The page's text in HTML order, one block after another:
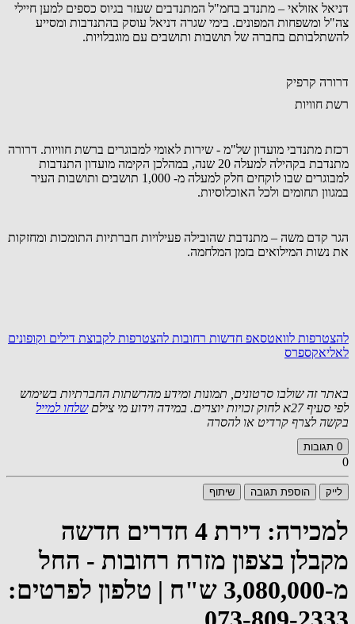
דניאל אזולאי – מתנדב בחמ"ל המתנדבים שעזר בגיוס כספים למען חיילי
צה"ל ומשפחות המפונים. בימי שגרה דניאל עוסק בהתנדבות ומסייע
להשתלבותם בחברה של תושבות ותושבים עם מוגבלויות.
דרורה קרפיק
רשת חוויות
רכזת מתנדבי מועדון של"מ - שירות לאומי למבוגרים ברשת חוויות. דרורה
מתנדבת בקהילה למעלה 20 שנה, במהלכן הקימה מועדון התנדבות
למבוגרים שבו לוקחים חלק למעלה מ- 1,000 תושבים ותושבות העיר
במגוון תחומים ולכל האוכלוסיות.
הגר קדם משה – מתנדבת שהובילה פעילויות חברתיות התומכות ומחזקות
את נשות המילואים בזמן המלחמה.
להצטרפות לוואטסאפ חדשות רחובות להצטרפות לקבוצת דילים וקופונים
לאליאקספרס
באתר זה שולבו סרטונים, תמונות ומידע מהרשתות החברתיות בשימוש
לפי סעיף 27א לחוק זכויות יוצרים. במידה וידוע מי צילם
שלחו למייל
בקשה לצרף קרדיט או להסרה
0 תגובות
0
לייק הוספת תגובה שיתוף
למכירה: דירת 4 חדרים חדשה
מקבלן בצפון מזרח רחובות - החל
מ-3,080,000 ש"ח | טלפון לפרטים: